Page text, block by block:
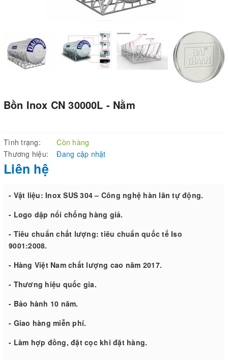
Bồn Inox CN 30000L - Nằm
Tình trạng:
Còn hàng
Thương hiệu:
Đang cập nhật
Liên hệ
- Vật liệu: Inox SUS 304 – Công nghệ hàn lăn tự động.
- Logo dập nổi chống hàng giả.
- Tiêu chuẩn chất lượng: tiêu chuẩn quốc tế Iso
9001:2008.
- Hàng Việt Nam chất lượng cao năm 2017.
- Thương hiệu quốc gia.
- Bảo hành 10 năm.
- Giao hàng miễn phí.
- Làm hợp đồng, đặt cọc khi đặt hàng.